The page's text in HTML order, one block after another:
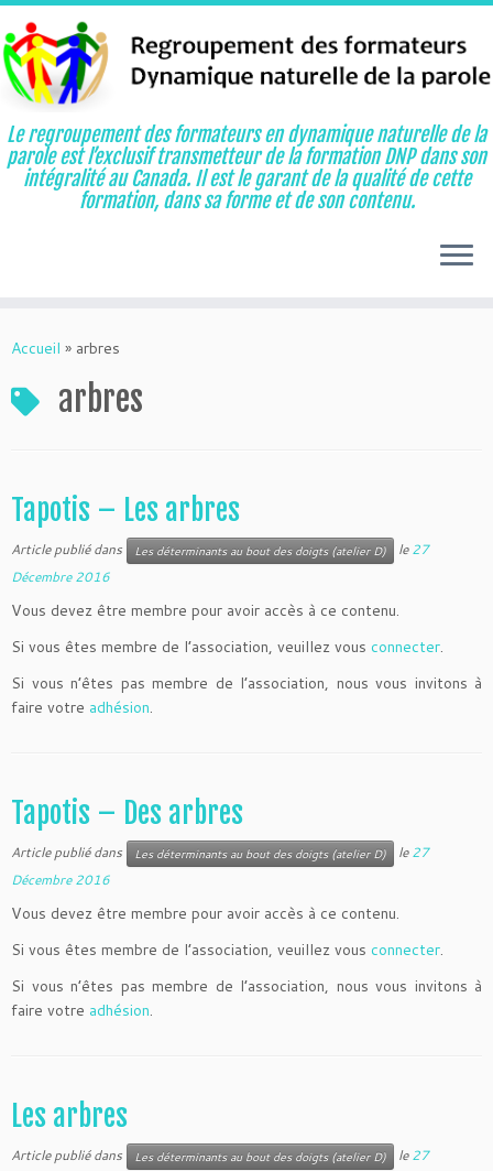
au
Le regroupement des formateurs en dynamique naturelle de la
parole est l’exclusif transmetteur de la formation DNP dans son
intégralité au Canada. Il est le garant de la qualité de cette
formation, dans sa forme et de son contenu.
Accueil » arbres
arbres
Tapotis – Les arbres
Article publié dans Les déterminants au bout des doigts (atelier D) le27
Décembre 2016
Vous devez être membre pour avoir accès à ce contenu.
Si vous êtes membre de l’association, veuillez vous connecter.
Si vous n’êtes pas membre de l’association, nous vous invitons à
faire votre adhésion.
Tapotis – Des arbres
Article publié dans Les déterminants au bout des doigts (atelier D) le27
Décembre 2016
Vous devez être membre pour avoir accès à ce contenu.
Si vous êtes membre de l’association, veuillez vous connecter.
Si vous n’êtes pas membre de l’association, nous vous invitons à
faire votre adhésion.
Les arbres
Article publié dans Les déterminants au bout des doigts (atelier D) le27